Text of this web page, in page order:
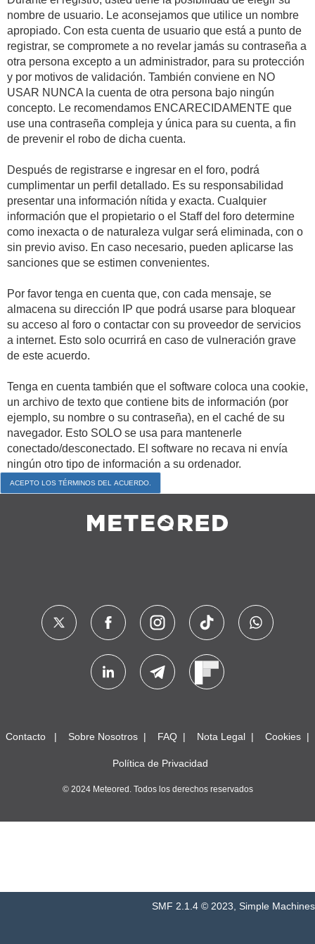
nombre de usuario. Le aconsejamos que utilice un nombre
apropiado. Con esta cuenta de usuario que está a punto de
registrar, se compromete a no revelar jamás su contraseña a
otra persona excepto a un administrador, para su protección
y por motivos de validación. También conviene en NO
USAR NUNCA la cuenta de otra persona bajo ningún
concepto. Le recomendamos ENCARECIDAMENTE que
use una contraseña compleja y única para su cuenta, a fin
de prevenir el robo de dicha cuenta.
Después de registrarse e ingresar en el foro, podrá
cumplimentar un perfil detallado. Es su responsabilidad
presentar una información nítida y exacta. Cualquier
información que el propietario o el Staff del foro determine
como inexacta o de naturaleza vulgar será eliminada, con o
sin previo aviso. En caso necesario, pueden aplicarse las
sanciones que se estimen convenientes.
Por favor tenga en cuenta que, con cada mensaje, se
almacena su dirección IP que podrá usarse para bloquear
su acceso al foro o contactar con su proveedor de servicios
a internet. Esto solo ocurrirá en caso de vulneración grave
de este acuerdo.
Tenga en cuenta también que el software coloca una cookie,
un archivo de texto que contiene bits de información (por
ejemplo, su nombre o su contraseña), en el caché de su
navegador. Esto SOLO se usa para mantenerle
conectado/desconectado. El software no recava ni envía
ningún otro tipo de información a su ordenador.
Contacto Sobre Nosotros FAQ Nota Legal Cookies
Política de Privacidad
© 2024 Meteored. Todos los derechos reservados
SMF 2.1.4 © 2023 Simple Machines